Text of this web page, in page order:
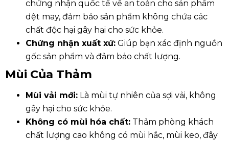
chứng nhận quốc tế về an toàn cho sản phẩm
dệt may, đảm bảo sản phẩm không chứa các
chất độc hại gây hại cho sức khỏe.
Chứng nhận xuất xứ: Giúp bạn xác định nguồn
gốc sản phẩm và đảm bảo chất lượng.
Mùi Của Thảm
Mùi vải mới: Là mùi tự nhiên của sợi vải, không
gây hại cho sức khỏe.
Không có mùi hóa chất: Thảm phòng khách
chất lượng cao không có mùi hắc, mùi keo, đây